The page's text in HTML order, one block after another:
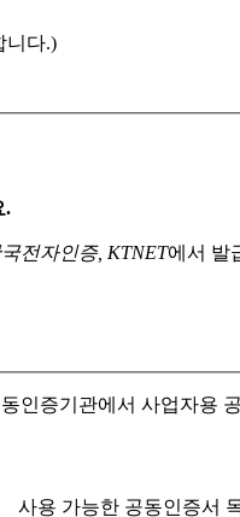
니다.)
.
전자인증, KTNET에서 발
인증기관에서 사업자용
사용 가능한 공동인증서